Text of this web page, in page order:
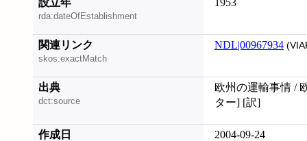
設立年
rda:dateOfEstablishment
1953
関連リンク
skos:exactMatch
NDL|00967934
出典
dct:source
欧州の運輸事情 /
ター] [訳]
作成日 2004-09-24